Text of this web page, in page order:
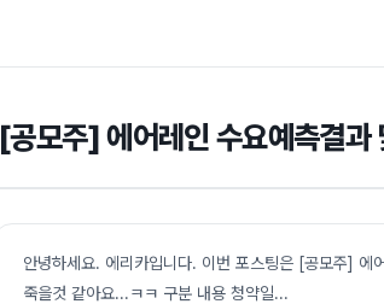
[공모주] 에어레인 수요예측결과
안녕하세요. 에리카입니다. 이번 포스팅은 [공모주] 에
죽을것 같아요...ㅋㅋ 구분 내용 청약일...